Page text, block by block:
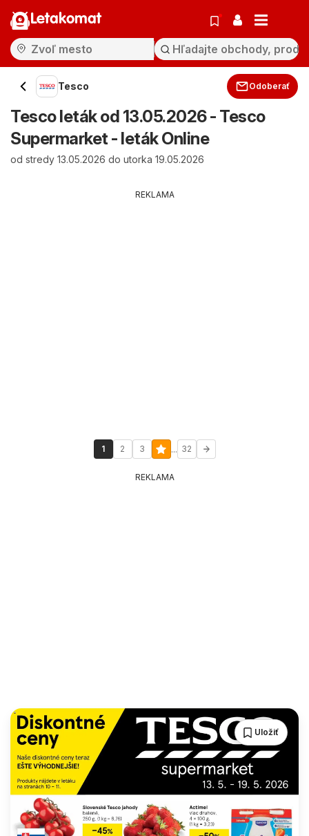
Letakomat
Tesco Odoberať
Tesco leták od 13.05.2026 - Tesco
Supermarket - leták Online
od stredy 13.05.2026 do utorka 19.05.2026
REKLAMA
1 2 3 ... 32
REKLAMA
Uložiť